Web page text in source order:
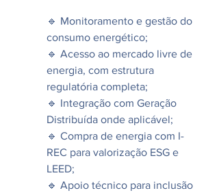
🔹 Monitoramento e gestão do
consumo energético;
🔹 Acesso ao mercado livre de
energia, com estrutura
regulatória completa;
🔹 Integração com Geração
Distribuída onde aplicável;
🔹 Compra de energia com I-
REC para valorização ESG e
LEED;
🔹 Apoio técnico para inclusão